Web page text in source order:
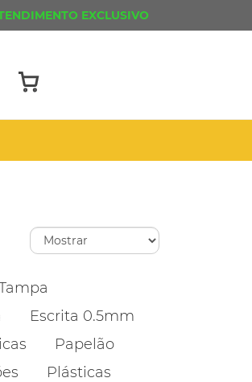
EXCLUSIVO
Escrita 0.5mm
Papelão
Plásticas